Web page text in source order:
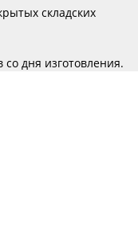
складских
дня изготовления.